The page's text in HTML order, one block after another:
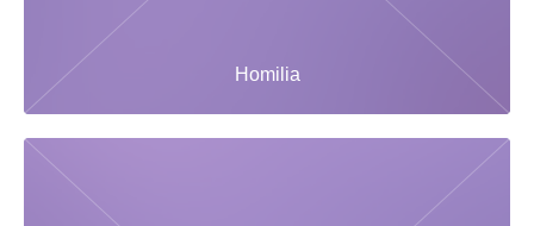
Homilia